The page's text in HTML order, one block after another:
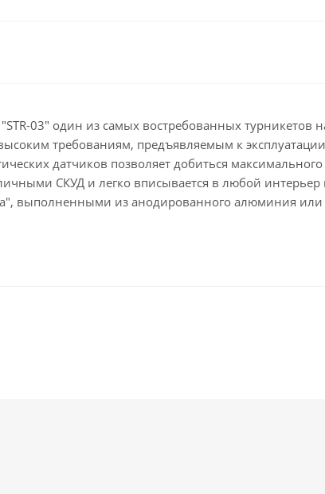
03" один из самых востребованных
требованиям, предъявляемым к
датчиков позволяет добиться
СКУД и легко вписывается в любой
выполненными из анодированного алюминия